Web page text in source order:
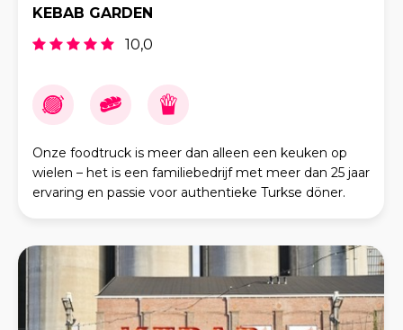
KEBAB GARDEN
10,0
Onze foodtruck is meer dan alleen een keuken op
wielen – het is een familiebedrijf met meer dan 25 jaar
ervaring en passie voor authentieke Turkse döner.